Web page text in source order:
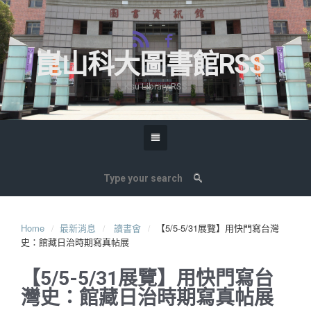
崑山科大圖書館RSS
Ksu Library RSS
Home 最新消息 讀書會
【5/5-5/31展覽】用快門寫台灣
史：館藏日治時期寫真帖展
【5/5-5/31展覽】用快門寫台
灣史：館藏日治時期寫真帖展